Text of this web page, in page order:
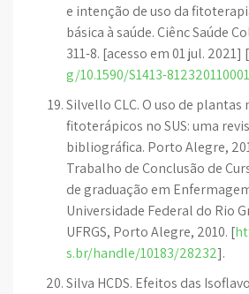
e intenção de uso da
básica à saúde. Ciênc Saúde
311-8. [acesso em 01 jul. 2021] [
g/10.1590/S1413-
Silvello CLC. O uso de plantas
fitoterápicos no SUS: uma
bibliográfica. Porto Alegre,
Trabalho de Conclusão de
de graduação em
Universidade Federal do Rio
UFRGS, Porto Alegre, 2010. [
s.br/handle/10183/28232].
Silva HCDS. Efeitos das